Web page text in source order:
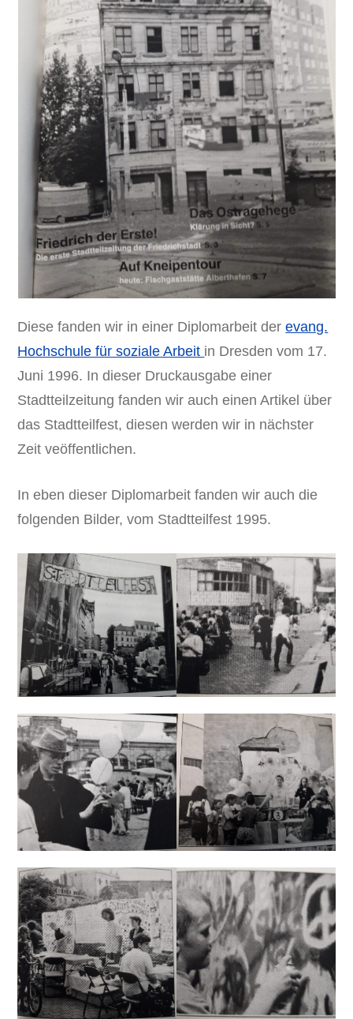
Diese fanden wir in einer Diplomarbeit derevang.
Hochschule für soziale Arbeit in Dresden vom 17.
Juni 1996. In dieser Druckausgabe einer
Stadtteilzeitung fanden wir auch einen Artikel über
das Stadtteilfest, diesen werden wir in nächster
Zeit veöffentlichen.
In eben dieser Diplomarbeit fanden wir auch die
folgenden Bilder, vom Stadtteilfest 1995.